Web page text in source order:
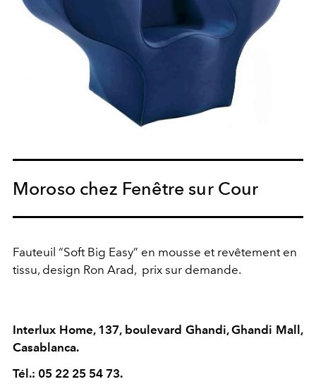
Moroso chez Fenêtre sur Cour
Fauteuil “Soft Big Easy” en mousse et revêtement en
tissu, design Ron Arad, prix sur demande.
Interlux Home, 137, boulevard Ghandi, Ghandi Mall,
Casablanca.
Tél.: 05 22 25 54 73.